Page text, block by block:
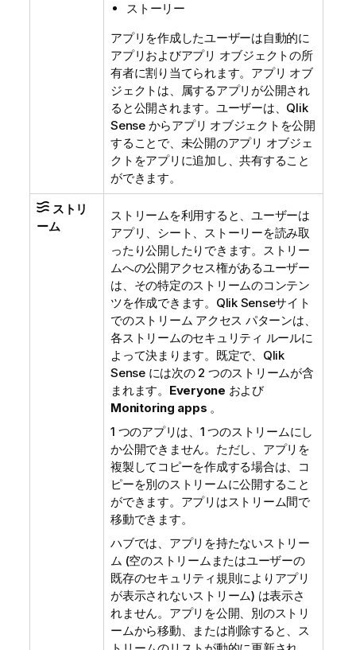
ストーリー
アプリを作成したユーザーは自動的に
アプリおよびアプリ オブジェクトの所
有者に割り当てられます。アプリ オブ
ジェクトは、属するアプリが公開され
ると公開されます。ユーザーは、 Qlik
Senseからアプリ オブジェクトを公開
することで、未公開のアプリ オブジェ
クトをアプリに追加し、共有すること
ができます。
ストリ
ーム
ストリームを利用すると、ユーザーは
アプリ、シート、ストーリーを読み取
ったり公開したりできます。ストリー
ムへの公開アクセス権があるユーザー
は、その特定のストリームのコンテン
ツを作成できます。 Qlik Senseサイト
でのストリーム アクセス パターンは、
各ストリームのセキュリティ ルールに
よって決まります。既定で、 Qlik
Senseには次の 2 つのストリームが含
まれます。 Everyone および
Monitoring apps 。
1 つのアプリは、1 つのストリームにし
か公開できません。ただし、アプリを
複製してコピーを作成する場合は、コ
ピーを別のストリームに公開すること
ができます。アプリはストリーム間で
移動できます。
ハブでは、アプリを持たないストリー
ム (空のストリームまたはユーザーの
既存のセキュリティ規則によりアプリ
が表示されないストリーム) は表示さ
れません。アプリを公開、別のストリ
ームから移動、または削除すると、ス